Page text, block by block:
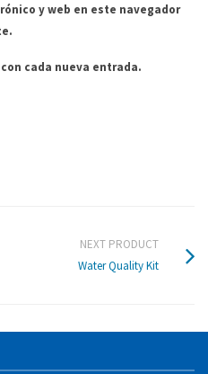
y web en este navegador
cada nueva entrada.
NEXT PRODUCT
Water Quality Kit